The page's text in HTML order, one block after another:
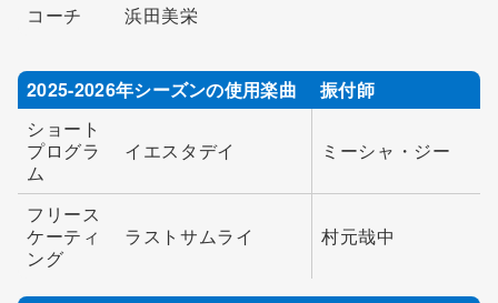
コーチ
浜田美栄
2025-2026年シーズンの使用楽曲
振付師
ショート
プログラ
ム
イエスタデイ ミーシャ・ジー
フリース
ケーティ
ング
ラストサムライ 村元哉中